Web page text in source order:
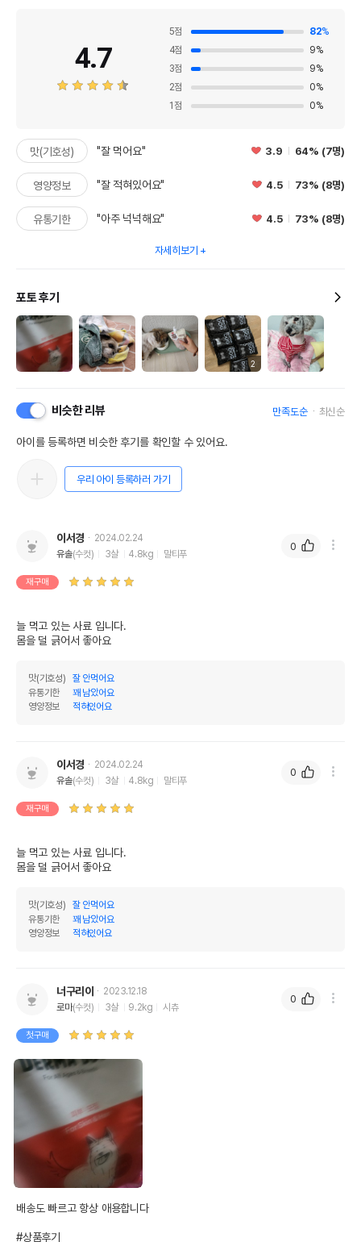
4.7
5점 82%
4점 9%
3점 9%
2점 0%
1 점 0%
맛(기호성) "잘 먹어요" 3.9 64% (7명)
영양정보 "잘 적혀있어요" 4.5 73% (8명)
유통기한 "아주 넉넉해요" 4.5 73% (8명)
자세히보기
포토 후기
2
비슷한 리뷰 만족도순 최신순
아이를 등록하면 비슷한 후기를 확인할 수 있어요.
우리 아이 등록하러 가기
이서경
2024.02.24
유솔(수컷) 3살 4.8kg 말티푸
재구매
늘 먹고 있는 사료 입니다.
몸을 덜 긁어서 좋아요
맛(기호성)
잘 안먹어요
유통기한
꽤 남았어요
영양정보
적혀있어요
0
이서경
2024.02.24
유솔(수컷) 3살 4.8kg 말티푸
재구매
늘 먹고 있는 사료 입니다.
몸을 덜 긁어서 좋아요
맛(기호성)
잘 안먹어요
유통기한
꽤 남았어요
영양정보
적혀있어요
0
너구리이
2023.12.18
로마(수컷) 3살 9.2kg 시츄
첫구매
배송도 빠르고 항상 애용합니다
#상품후기
0